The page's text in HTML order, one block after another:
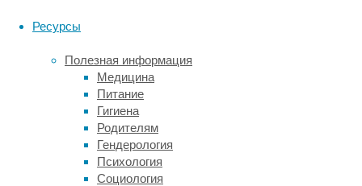
Ресурсы
Полезная информация
Медицина
Питание
Гигиена
Родителям
Гендерология
Психология
Социология
сравнили,
на
разные
сахарозаменители
реагирует
мозг
мышей.
Наиболее
«совместимым»